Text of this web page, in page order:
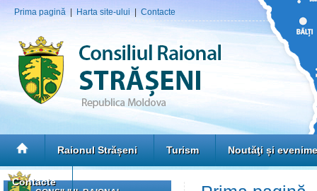
Prima pagină Harta site-ului Contacte
Raionul Strășeni Turism Noutăţi și
Contacte